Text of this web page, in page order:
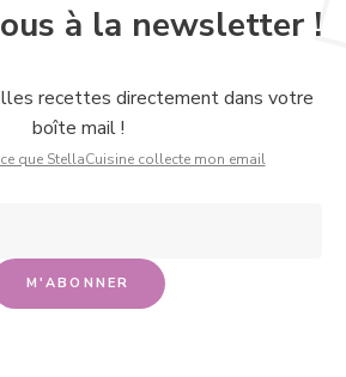
à la newsletter !
recettes directement dans votre
boîte mail !
que StellaCuisine collecte mon email